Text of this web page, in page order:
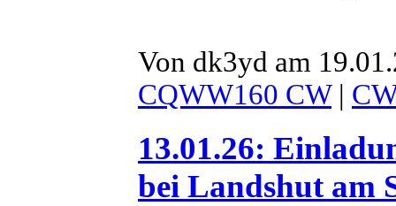
Von dk3yd am
CQWW160 CW|
13.01.26:
bei Landshut am